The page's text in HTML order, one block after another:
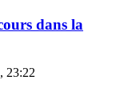
dans la
23:22